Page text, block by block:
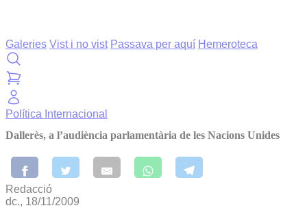
Galeries Vist i no vist Passava per aquí Hemeroteca
Política Internacional
Dallerès, a l’audiència parlamentària de les Nacions Unides
Redacció
dc., 18/11/2009